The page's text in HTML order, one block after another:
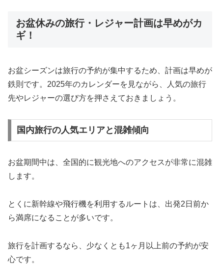
お盆休みの旅行・レジャー計画は早めがカ
ギ！
お盆シーズンは旅行の予約が集中するため、計画は早めが
鉄則です。2025年のカレンダーを見ながら、人気の旅行
先やレジャーの選び方を押さえておきましょう。
国内旅行の人気エリアと混雑傾向
お盆期間中は、全国的に観光地へのアクセスが非常に混雑
します。
とくに新幹線や飛行機を利用するルートは、出発2日前か
ら満席になることが多いです。
旅行を計画するなら、少なくとも1ヶ月以上前の予約が安
心です。